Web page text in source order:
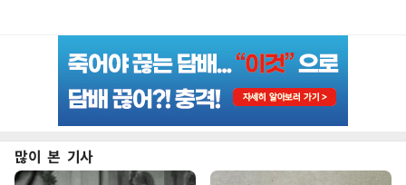
많이 본 기사